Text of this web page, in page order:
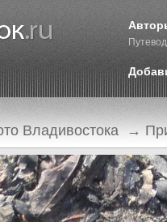
Владивостока →